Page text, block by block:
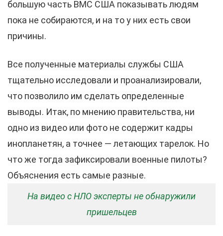
большую часть ВМС США показывать людям
пока не собираются, и на то у них есть свои
причины.
Все полученные материалы службы США
тщательно исследовали и проанализировали,
что позволило им сделать определенные
выводы. Итак, по мнению правительства, ни
одно из видео или фото не содержит кадры
инопланетян, а точнее — летающих тарелок. Но
что же тогда зафиксировали военные пилоты?
Объяснения есть самые разные.
На видео с НЛО эксперты не обнаружили
пришельцев